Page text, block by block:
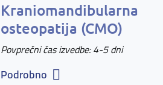
Kraniomandibularna
osteopatija (CMO)
Povprečni čas izvedbe: 4-5 dni
Podrobno